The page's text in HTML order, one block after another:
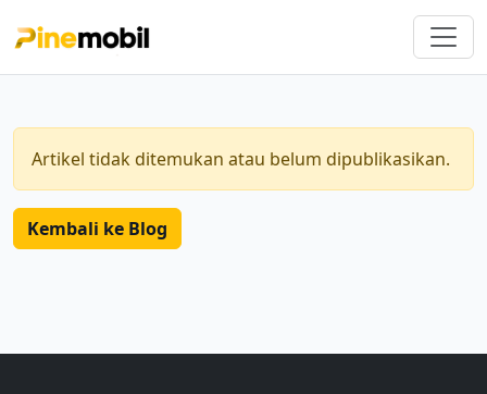
Artikel tidak ditemukan atau belum dipublikasikan.
Kembali ke Blog